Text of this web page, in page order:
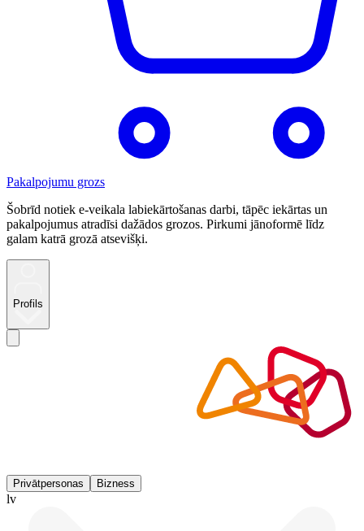
Pakalpojumu grozs
Šobrīd notiek e-veikala labiekārtošanas darbi, tāpēc iekārtas un
pakalpojumus atradīsi dažādos grozos. Pirkumi jānoformē līdz
galam katrā grozā atsevišķi.
Profils
Privātpersonas Bizness
lv